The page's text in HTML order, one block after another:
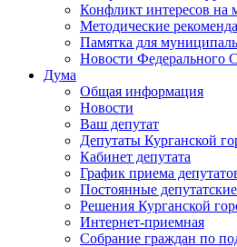
Конфликт интересов на
Методические
Памятка для
Новости Федерального
Дума
Общая информация
Новости
Ваш депутат
Депутаты Курганской
Кабинет депутата
График приема
Постоянные
Решения Курганской
Интернет-приемная
Собрание граждан по